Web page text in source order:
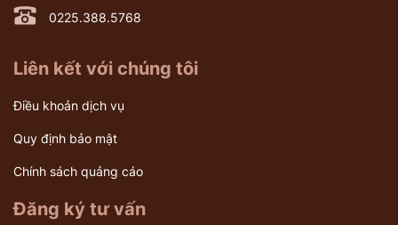
0225.388.5768
Liên kết với chúng tôi
Điều khoản dịch vụ
Quy định bảo mật
Chính sách quảng cáo
Đăng ký tư vấn